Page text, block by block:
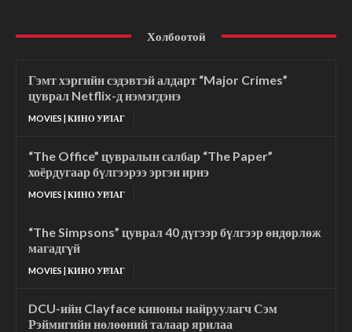
Холбоотой
Гэмт хэргийн сэдэвтэй алдарт “Major Crimes”
цуврал Netflix-д нэмэгдэнэ
MOVIES | КИНО УРЛАГ
“The Office” цувралын салбар “The Paper”
хоёрдугаар бүлгээрээ эргэн ирнэ
MOVIES | КИНО УРЛАГ
“The Simpsons” цуврал 40 дүгээр бүлгээр өндөрлөж
магадгүй
MOVIES | КИНО УРЛАГ
DCU-ийн Clayface киноны найруулагч Сэм
Рэймигийн нөлөөний талаар ярилаа